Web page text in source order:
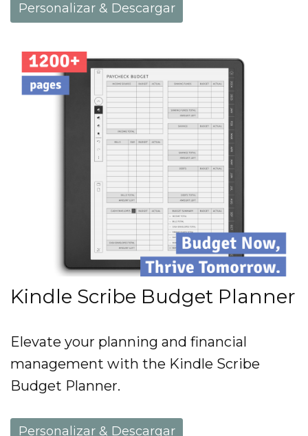
Personalizar & Descargar
Kindle Scribe Budget Planner
Elevate your planning and financial
management with the Kindle Scribe
Budget Planner.
Personalizar & Descargar